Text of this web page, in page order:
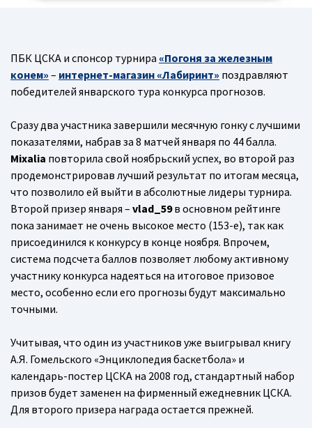
ПБК ЦСКА и спонсор турнира «Погоня за железным
конем» – интернет-магазин «Лабиринт» поздравляют
победителей январского тура конкурса прогнозов.
Сразу два участника завершили месячную гонку с лучшими
показателями, набрав за 8 матчей января по 44 балла.
Mixalia повторила свой ноябрьский успех, во второй раз
продемонстрировав лучший результат по итогам месяца,
что позволило ей выйти в абсолютные лидеры турнира.
Второй призер января – vlad_59в основном рейтинге
пока занимает не очень высокое место (153-е), так как
присоединился к конкурсу в конце ноября. Впрочем,
система подсчета баллов позволяет любому активному
участнику конкурса надеяться на итоговое призовое
место, особенно если его прогнозы будут максимально
точными.
Учитывая, что один из участников уже выигрывал книгу
А.Я. Гомельского «Энциклопедия баскетбола» и
календарь-постер ЦСКА на 2008 год, стандартный набор
призов будет заменен на фирменный ежедневник ЦСКА.
Для второго призера награда остается прежней.